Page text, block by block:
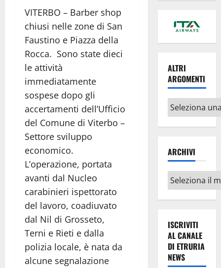
VITERBO – Barber shop
chiusi nelle zone di San
Faustino e Piazza della
Rocca. Sono state dieci
le attività
immediatamente
sospese dopo gli
accertamenti dell’Ufficio
del Comune di Viterbo –
Settore sviluppo
economico.
L’operazione, portata
avanti dal Nucleo
carabinieri ispettorato
del lavoro, coadiuvato
dal Nil di Grosseto,
Terni e Rieti e dalla
polizia locale, è nata da
alcune segnalazione
ALTRI
ARGOMENTI
Altri
argomenti
ARCHIVI
Archivi
ISCRIVITI
AL CANALE
DI ETRURIA
NEWS